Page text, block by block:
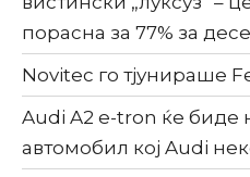
порасна за 77% за
Novitec го тјунираше
Audi A2 e-tron ќе биде
автомобил кој Audi